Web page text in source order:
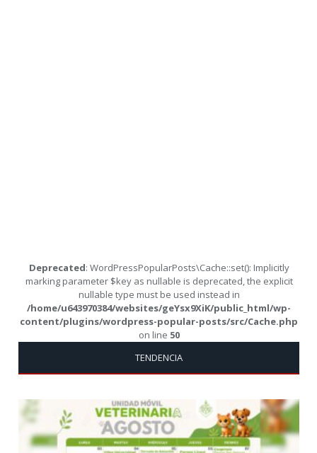
Deprecated: WordPressPopularPosts\Cache::set(): Implicitly
marking parameter $key as nullable is deprecated, the explicit
nullable type must be used instead in
/home/u643970384/websites/geYsx9XiK/public_html/wp-
content/plugins/wordpress-popular-posts/src/Cache.php
on line 50
TENDENCIA